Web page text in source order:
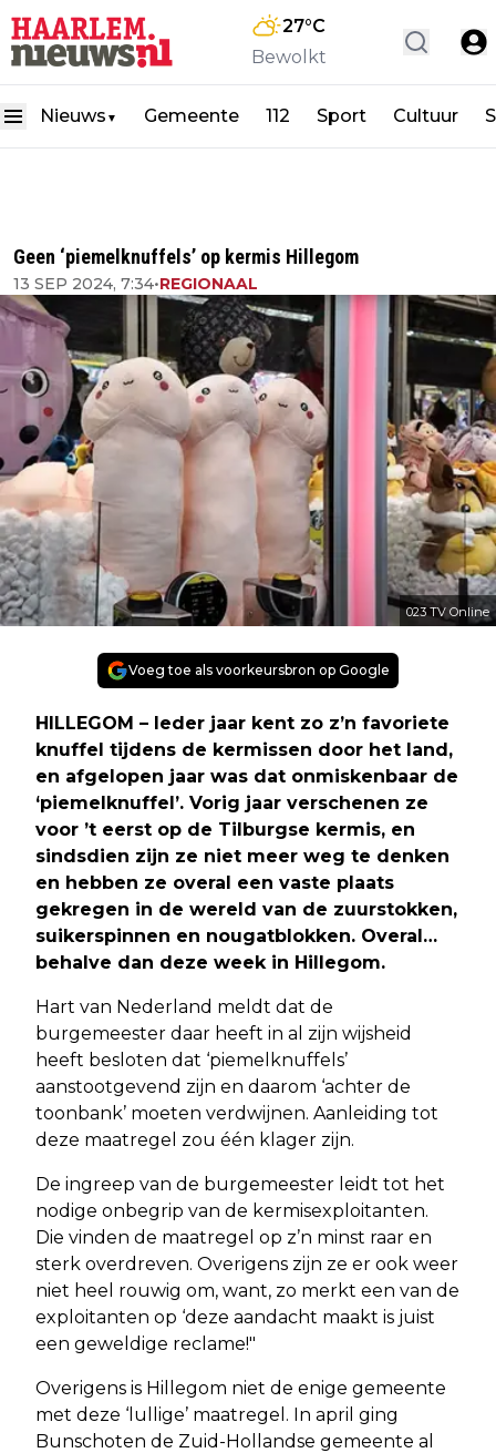
27°C
Bewolkt
Nieuws ▼ Gemeente 112 Sport Cultuur
Geen ‘piemelknuffels’ op kermis Hillegom
13 SEP 2024, 7:34•REGIONAAL
023 TV Online
Voeg toe als voorkeursbron op Google
HILLEGOM – Ieder jaar kent zo z’n favoriete
knuffel tijdens de kermissen door het land,
en afgelopen jaar was dat onmiskenbaar de
‘piemelknuffel’. Vorig jaar verschenen ze
voor ’t eerst op de Tilburgse kermis, en
sindsdien zijn ze niet meer weg te denken
en hebben ze overal een vaste plaats
gekregen in de wereld van de zuurstokken,
suikerspinnen en nougatblokken. Overal…
behalve dan deze week in Hillegom.
Hart van Nederland meldt dat de
burgemeester daar heeft in al zijn wijsheid
heeft besloten dat ‘piemelknuffels’
aanstootgevend zijn en daarom ‘achter de
toonbank’ moeten verdwijnen. Aanleiding tot
deze maatregel zou één klager zijn.
De ingreep van de burgemeester leidt tot het
nodige onbegrip van de kermisexploitanten.
Die vinden de maatregel op z’n minst raar en
sterk overdreven. Overigens zijn ze er ook weer
niet heel rouwig om, want, zo merkt een van de
exploitanten op ‘deze aandacht maakt is juist
een geweldige reclame!"
Overigens is Hillegom niet de enige gemeente
met deze ‘lullige’ maatregel. In april ging
Bunschoten de Zuid-Hollandse gemeente al